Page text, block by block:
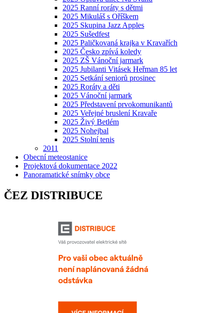
2025 Ranní roráty s dětmi
2025 Mikuláš s Oříškem
2025 Skupina Jazz Apples
2025 Sušedfest
2025 Paličkovaná krajka v Kravařích
2025 Česko zpívá koledy
2025 ZŠ Vánoční jarmark
2025 Jubilanti Vitásek Heřman 85 let
2025 Setkání seniorů prosinec
2025 Roráty a děti
2025 Vánoční jarmark
2025 Představení prvokomunikantů
2025 Veřejné bruslení Kravaře
2025 Živý Betlém
2025 Nohejbal
2025 Stolní tenis
2011
Obecní meteostanice
Projektová dokumentace 2022
Panoramatické snímky obce
ČEZ DISTRIBUCE